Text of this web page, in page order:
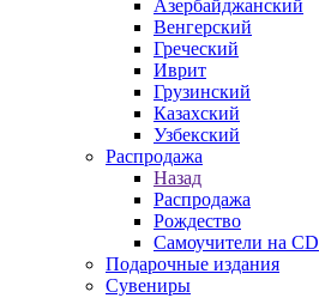
Азербайджанский
Венгерский
Греческий
Иврит
Грузинский
Казахский
Узбекский
Распродажа
Назад
Распродажа
Рождество
Самоучители на CD
Подарочные издания
Сувениры